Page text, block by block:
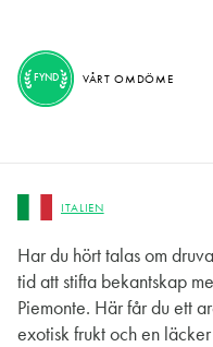
ITALIEN
Har du hört talas om
tid att stifta bekantskap
Piemonte. Här får du ett
exotisk frukt och en
FYND VÅRT OMDÖME